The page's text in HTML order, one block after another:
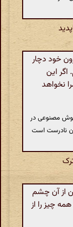
خود دچار
این
نخواهد
مصنوعی در
نادرست است
از آن چشم
چیز را از